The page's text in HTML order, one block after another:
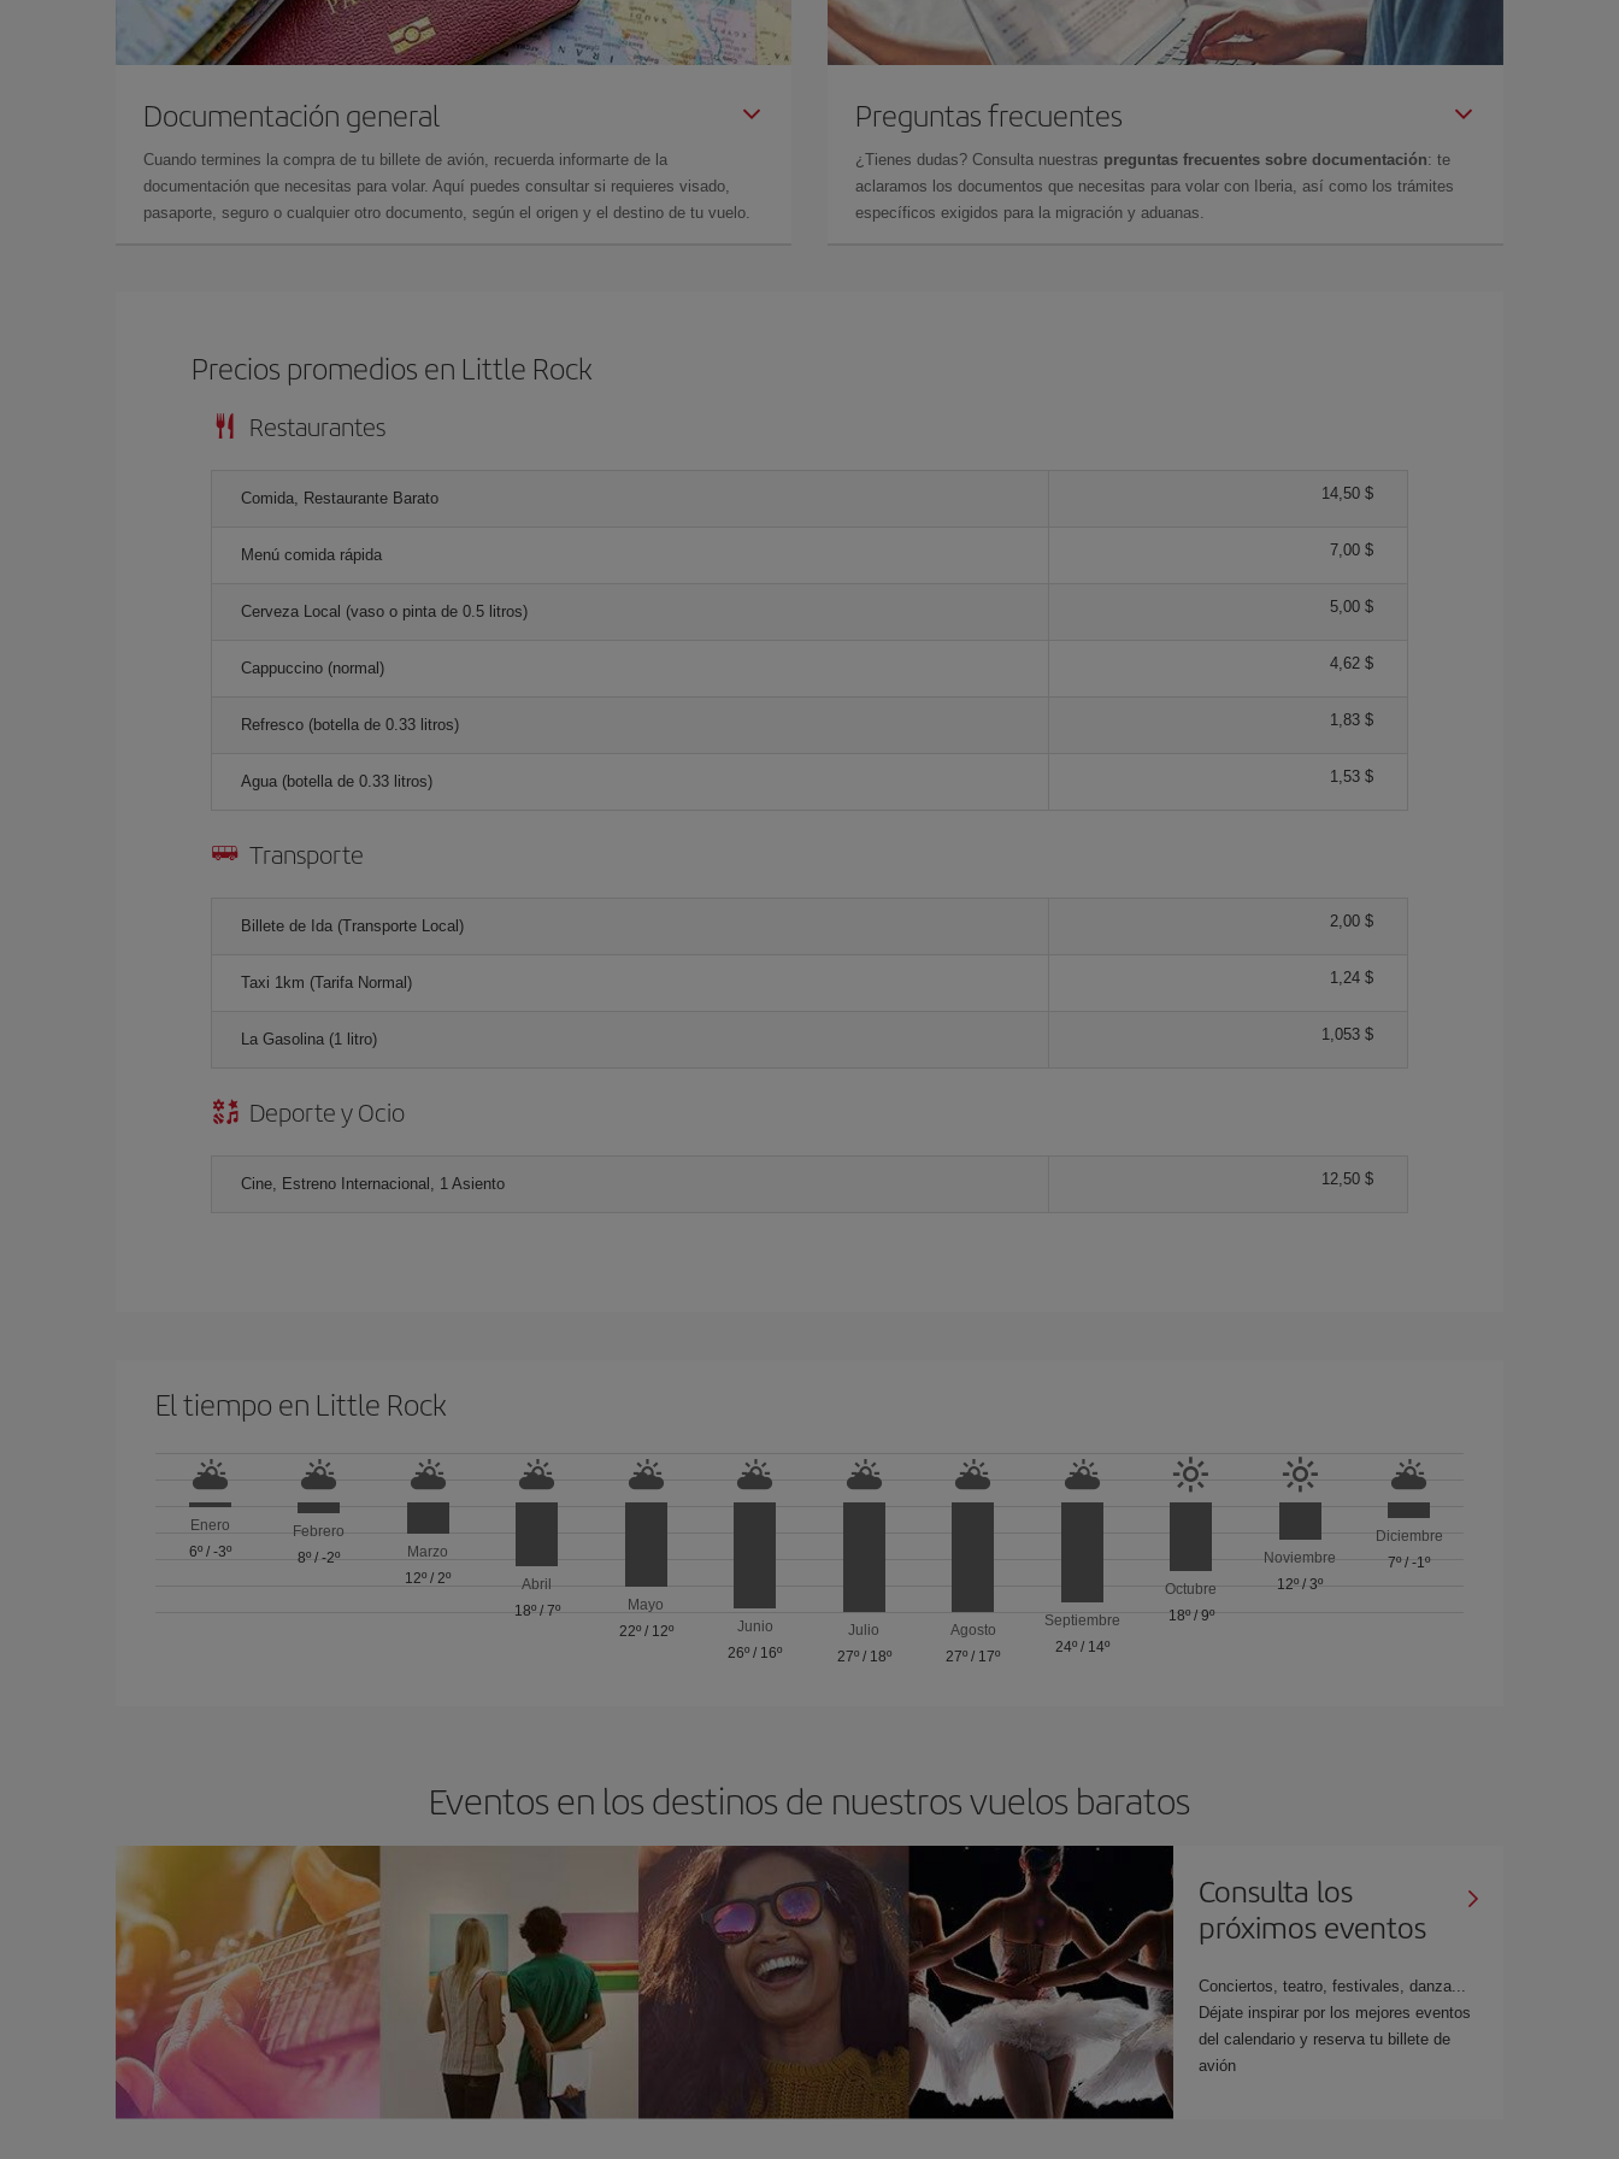
Documentación general
Cuando termines la compra de tu billete de avión, recuerda informarte de la
documentación que necesitas para volar. Aquí puedes consultar si requieres visado,
pasaporte, seguro o cualquier otro documento, según el origen y el destino de tu vuelo.
Preguntas frecuentes
¿Tienes dudas? Consulta nuestras preguntas frecuentes sobre documentación: te
aclaramos los documentos que necesitas para volar con Iberia, así como los trámites
específicos exigidos para la migración y aduanas.
Precios promedios en Little Rock
Restaurantes
Comida, Restaurante Barato 14,50 $
Menú comida rápida 7,00 $
Cerveza Local (vaso o pinta de 0.5 litros) 5,00 $
Cappuccino (normal) 4,62 $
Refresco (botella de 0.33 litros) 1,83 $
Agua (botella de 0.33 litros) 1,53 $
Transporte
Billete de Ida (Transporte Local) 2,00 $
Taxi 1km (Tarifa Normal) 1,24 $
La Gasolina (1 litro) 1,053 $
Deporte y Ocio
Cine, Estreno Internacional, 1 Asiento 12,50 $
El tiempo en Little Rock
Enero
6º/ -3º
Febrero
8º /-2º
Marzo
12º /2º
Abril
18º/ 7º
Mayo
22º/ 12º
Junio
26º / 16º
Julio
27º/ 18º
Agosto
27º / 17º
Septiembre
24º/ 14º
Octubre
18º/ 9º
Noviembre
12º /3º
Diciembre
7º/-1º
Eventos en los destinos de nuestros vuelos baratos
Consulta los
próximos eventos
Conciertos, teatro, festivales, danza...
Déjate inspirar por los mejores eventos
del calendario y reserva tu billete de
avión